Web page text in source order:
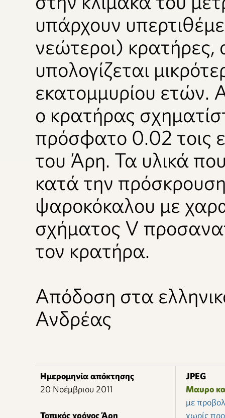
υπάρχουν
νεώτεροι) κρατήρες,
υπολογίζεται
εκατομμυρίου ετών.
ο κρατήρας
πρόσφατο 0.02 τοις
του Άρη. Τα υλικά
κατά την
ψαροκόκαλου με
σχήματος V
τον κρατήρα.
Απόδοση στα
Ανδρέας
Ημερομηνία απόκτησης
20 Νοέμβριου 2011
Τοπικός χρόνος Άρη
JPEG
Μαυρο
με
χωρίς